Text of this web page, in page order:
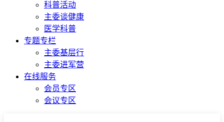
科普活动
主委谈健康
医学科普
专题专栏
主委基层行
主委进军营
在线服务
会员专区
会议专区